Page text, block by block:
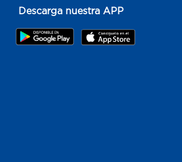
Descarga nuestra APP